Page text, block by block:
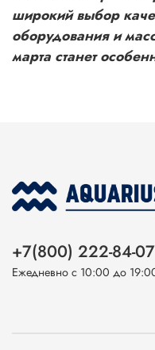
широкий выбор
оборудования и
марта станет
+7(800) 222-84-07
Ежедневно с 10:00 до